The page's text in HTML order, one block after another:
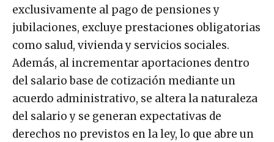
exclusivamente al pago de pensiones y
jubilaciones, excluye prestaciones obligatorias
como salud, vivienda y servicios sociales.
Además, al incrementar aportaciones dentro
del salario base de cotización mediante un
acuerdo administrativo, se altera la naturaleza
del salario y se generan expectativas de
derechos no previstos en la ley, lo que abre un